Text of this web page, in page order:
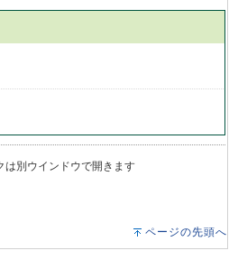
は別ウインドウで開きます
ページの先頭へ